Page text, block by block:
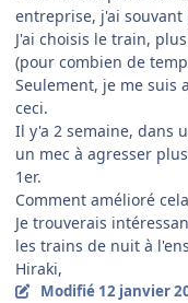
entreprise, j'ai souvant
J'ai choisis le train,
(pour combien de
Seulement, je me suis
ceci.
Il y'a 2 semaine, dans
un mec à agresser
1er.
Comment amélioré
Je trouverais
les trains de nuit à
Hiraki,
Modifié 12 janvier